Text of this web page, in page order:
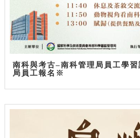
南科與考古–南科管理局員工學
局員工報名※